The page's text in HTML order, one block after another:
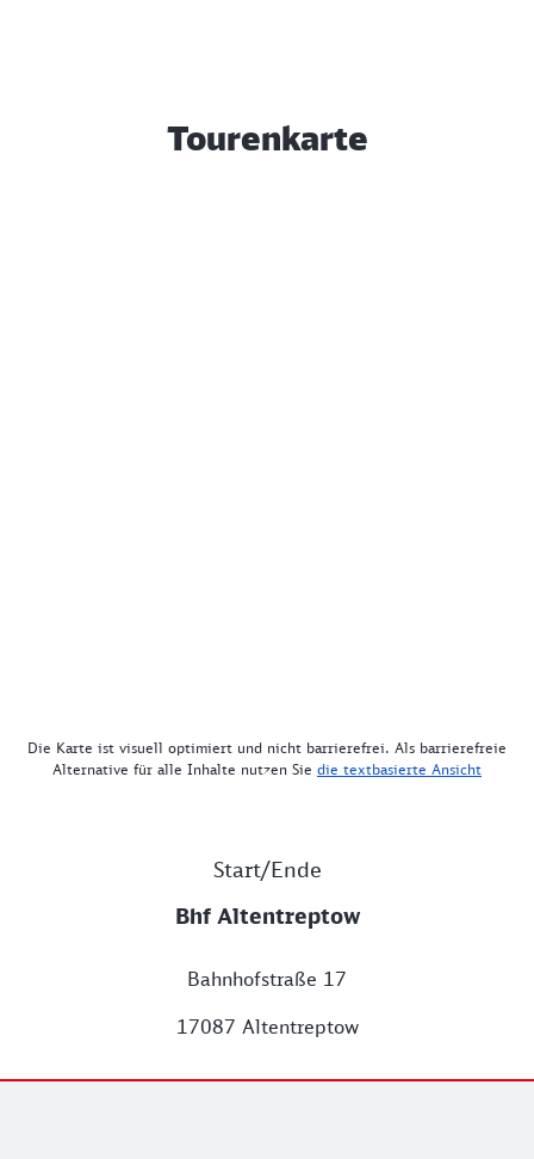
Tourenkarte
Die Karte ist visuell optimiert und nicht barrierefrei. Als barrierefreie
Alternative für alle Inhalte nutzen Sie die textbasierte Ansicht
Start/Ende
Bhf Altentreptow
Bahnhofstraße 17
17087 Altentreptow